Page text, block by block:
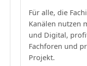
Für alle, die
Kanälen nutzen
und Digital,
Fachforen und
Projekt.